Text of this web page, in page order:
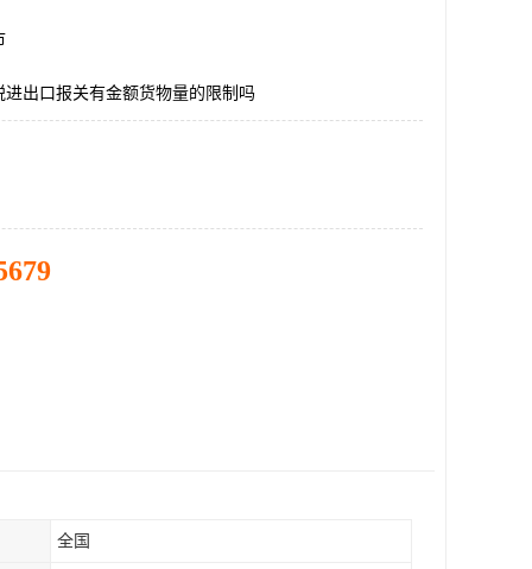
进出口报关有金额货物量的限制吗
全国